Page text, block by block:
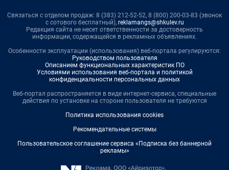
Связаться с отделом продаж: 8 (383) 212-52-52, 8 (800) 200-03-83 (звонок
с сотового бесплатный), reklamangs@shkulev.ru
Редакция сайта не несет ответственности за достоверность
информации, содержащейся в рекламных объявлениях.
Особенности эксплуатации (использования) веб-портала регулируются:
Руководством пользователя
Описанием функциональных характеристик ПО
Условиями использования веб-портала и политикой
конфиденциальности персональных данных
Веб-портал распространяется в виде интернет-сервиса, специальные
действия по установке на стороне пользователя не требуются
Политика использования cookies
Рекомендательные системы
Пользовательское соглашение сервиса «Подписка без баннерной
рекламы»